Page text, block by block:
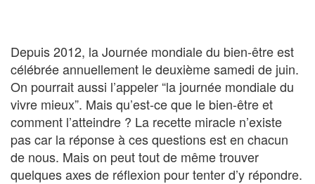
Depuis 2012, la Journée mondiale du bien-être est
célébrée annuellement le deuxième samedi de juin.
On pourrait aussi l’appeler “la journée mondiale du
vivre mieux”. Mais qu’est-ce que le bien-être et
comment l’atteindre ? La recette miracle n’existe
pas car la réponse à ces questions est en chacun
de nous. Mais on peut tout de même trouver
quelques axes de réflexion pour tenter d’y répondre.